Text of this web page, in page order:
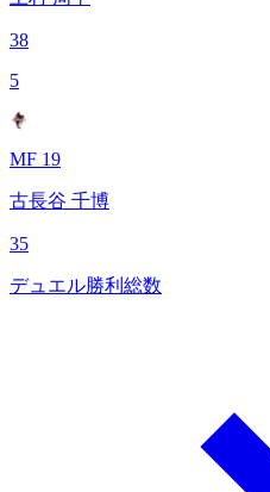
38
5
MF 19
古長谷 千博
35
デュエル勝利総数